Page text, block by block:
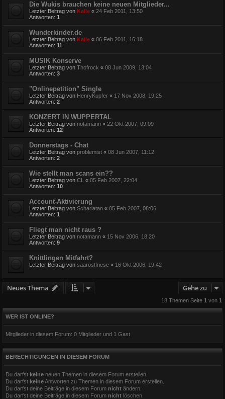
Die Wukis brauchen keine neuen Mitglieder...
Letzter Beitrag von Kalle « 24 Feb 2011, 13:50
Antworten: 1
Wunderkinder.de
Letzter Beitrag von Kalle « 06 Feb 2011, 16:18
Antworten: 11
MUSIK Konserve
Letzter Beitrag von Thofrock « 08 Jun 2009, 13:04
Antworten: 3
"Onlinepetition" Single
Letzter Beitrag von HenryKupfer « 17 Nov 2008, 19:25
Antworten: 2
KONZERT IN WUPPERTAL
Letzter Beitrag von notamann « 22 Okt 2007, 09:09
Antworten: 12
Donnerstags - Chat
Letzter Beitrag von problemist « 08 Jun 2007, 11:12
Antworten: 2
Wie stellt man scans ein??
Letzter Beitrag von CL « 05 Feb 2007, 22:04
Antworten: 10
Account-Aktivierung
Letzter Beitrag von Scharlatan « 05 Feb 2007, 08:06
Antworten: 1
Fliegt man nicht raus ?
Letzter Beitrag von notamann « 15 Nov 2006, 18:20
Antworten: 9
Knittlingen Mitfahrt?
Letzter Beitrag von saarostfriese « 16 Okt 2006, 19:42
Neues Thema Gehe zu
18 Themen Seite 1 von 1
WER IST ONLINE?
Mitglieder in diesem Forum: 0 Mitglieder und 1 Gast
BERECHTIGUNGEN IN DIESEM FORUM
Du darfst keine neuen Themen in diesem Forum erstellen.
Du darfst keineAntworten zu Themen in diesem Forum erstellen.
Du darfst deine Beiträge in diesem Forum nicht ändern.
Du darfst deine Beiträge in diesem Forum nicht löschen.